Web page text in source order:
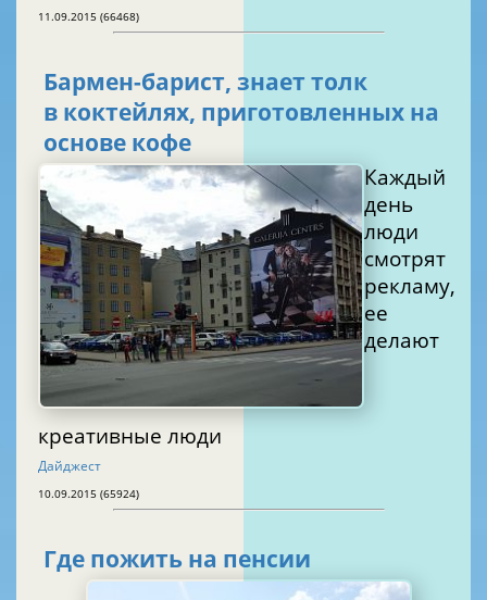
11.09.2015 (66468)
Бармен-барист, знает толк
в коктейлях, приготовленных на
основе кофе
Каждый
день
люди
смотрят
рекламу,
ее
делают
креативные люди
Дайджест
10.09.2015 (65924)
Где пожить на пенсии